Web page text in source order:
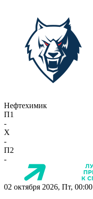
Нефтехимик
П1
-
X
-
П2
-
02 октября 2026, Пт, 00:00